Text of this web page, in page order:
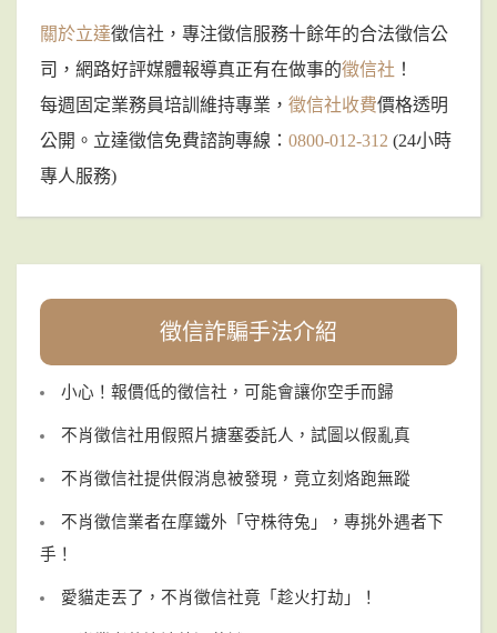
關於立達徵信社，專注徵信服務十餘年的合法徵信公
司，網路好評媒體報導真正有在做事的徵信社 ！
每週固定業務員培訓維持專業， 徵信社收費價格透明
公開。立達徵信免費諮詢專線： 0800-012-312 (24小時
專人服務)
徵信詐騙手法介紹
小心！報價低的徵信社，可能會讓你空手而歸
不肖徵信社用假照片搪塞委託人，試圖以假亂真
不肖徵信社提供假消息被發現，竟立刻烙跑無蹤
不肖徵信業者在摩鐵外「守株待兔」，專挑外遇者下
手！
愛貓走丟了，不肖徵信社竟「趁火打劫」！